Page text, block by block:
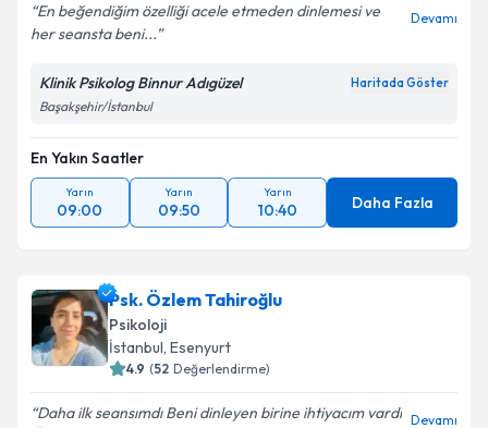
En beğendiğim özelliği acele etmeden dinlemesi ve
her seansta beni...
Devamı
Klinik Psikolog Binnur Adıgüzel Haritada Göster
Başakşehir/İstanbul
En Yakın Saatler
Yarın
09:00
Yarın
09:50
Yarın
10:40 Daha Fazla
Psk. Özlem Tahiroğlu
Psikoloji
İstanbul, Esenyurt
4.9 (52 Değerlendirme)
Daha ilk seansımdı Beni dinleyen birine ihtiyacım vardı Devamı